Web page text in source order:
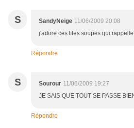
S SandyNeige 11/06/2009 20:08
j'adore ces tites soupes qui
Répondre
S Sourour 11/06/2009 19:27
JE SAIS QUE TOUT SE PASSE
Répondre